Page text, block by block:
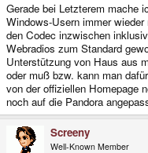
Gerade bei Letzterem mache
Windows-Usern immer
den Codec inzwischen
Webradios zum Standard
Unterstützung von Haus aus
oder muß bzw. kann man
von der offiziellen Homepage
noch auf die Pandora
Screeny
Well-Known Member